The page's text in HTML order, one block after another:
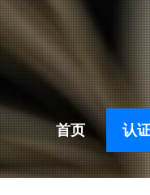
首页 认